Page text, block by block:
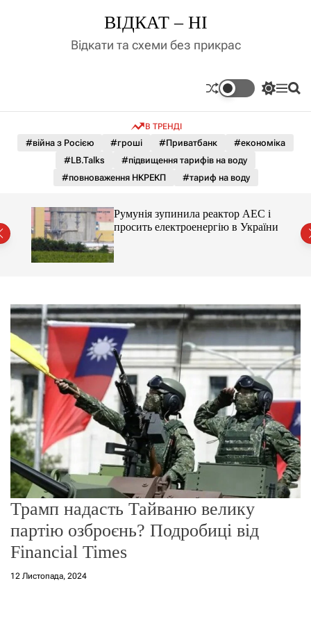
д
у
ВІДКАТ – НІ
Відкати та схеми без прикрас
П
м
к
а
о
л
ь
г
о
р
ж
и
м
у
М П
В ТРЕНДІ
#війна з Росією #гроші #Приватбанк
#економіка
#LB.Talks
#підвищення тарифів на воду
#повноваження НКРЕКП
#тариф на воду
Румунія зупинила реактор АЕС і
просить електроенергію в України
Трамп надасть Тайваню велику
партію озброєнь? Подробиці від
Financial Times
12 Листопада, 2024